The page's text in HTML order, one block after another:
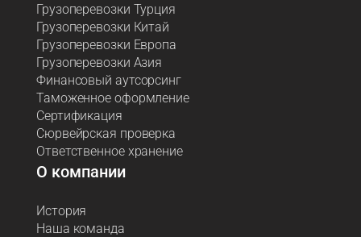
Грузоперевозки Турция
Грузоперевозки Китай
Грузоперевозки Европа
Грузоперевозки Азия
Финансовый аутсорсинг
Таможенное оформление
Сертификация
Сюрвейрская проверка
Ответственное хранение
О компании
История
Наша команда